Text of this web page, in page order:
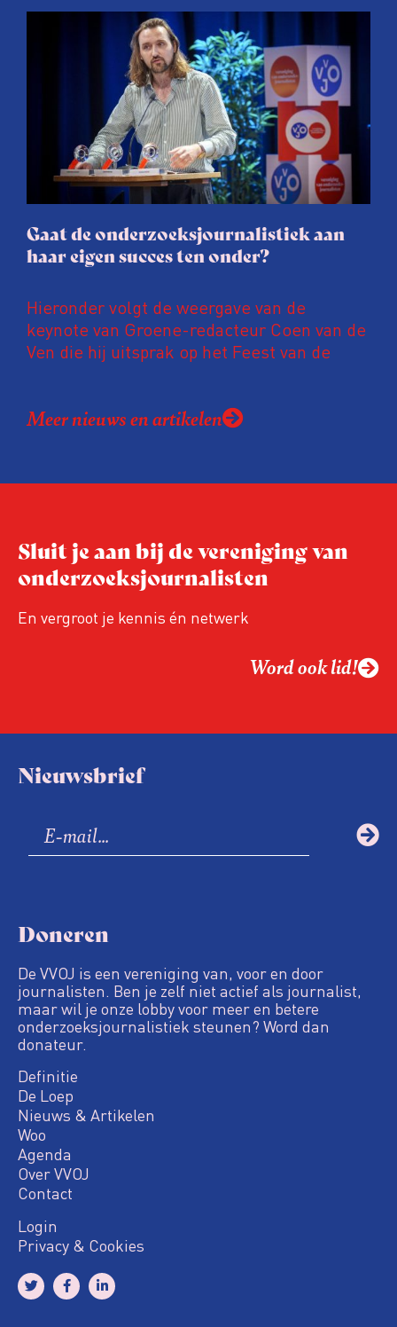
afgelopen twee jaar te maken met
juridische dreiging of een juridische
procedure rond het eigen werk. Dat kost
journalisten tijd, ook ervaren zij stress en
soms worden publicaties aangepast of
gaat de hele publicatie zelfs niet door.
Gaat de onderzoeksjournalistiek aan
haar eigen succes ten onder?
Hieronder volgt de weergave van de
keynote van Groene-redacteur Coen van de
Ven die hij uitsprak op het Feest van de
Coen uit zijn zorgen over de relatie tussen
de macht, de pers en het publiek aan de
Niet de maker, maar de ontvanger
relevant in tijden van nieuwe verzuiling?
Hoe moet de journalistiek omgaan met
een steeds onverschilligere macht?
Meer nieuws en artikelen
Sluit je aan bij de vereniging van
onderzoeksjournalisten
En vergroot je kennis én netwerk
Word ook lid!
Nieuwsbrief
Doneren
De VVOJ is een vereniging van, voor en door
journalisten. Ben je zelf niet actief als journalist,
maar wil je onze lobby voor meer en betere
onderzoeksjournalistiek steunen? Word dan
donateur.
Definitie
De Loep
Nieuws & Artikelen
Woo
Agenda
Over VVOJ
Contact
Login
Privacy & Cookies